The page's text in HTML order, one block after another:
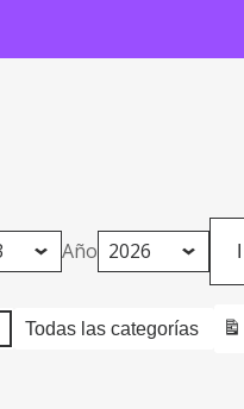
Año
Todas las categorías